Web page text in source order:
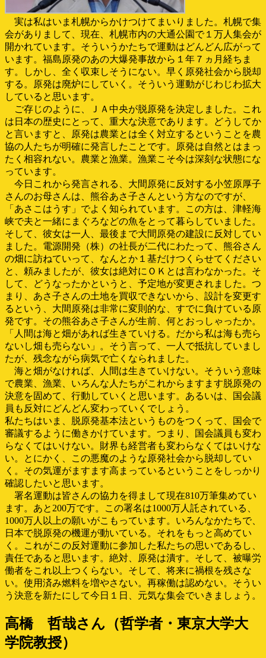
実は私はいま札幌からかけつけてまいりました。札幌で集
会がありまして、現在、札幌市内の大通公園で１万人集会が
開かれています。そういうかたちで運動はどんどん広がって
います。福島原発のあの大爆発事故から１年７ヵ月経ちま
す。しかし、全く収束しそうにない。早く原発社会から脱却
する。原発は廃炉にしていく。そういう運動がじわじわ拡大
していると思います。
ご存じのように、ＪＡ中央が脱原発を決定しました。これ
は日本の歴史にとって、重大な決意であります。どうしてか
と言いますと、原発は農業とは全く対立するということを農
協の人たちが明確に発言したことです。原発は自然とはまっ
たく相容れない。農業と漁業。漁業こそ今は深刻な状態にな
っています。
今日これから発言される、大間原発に反対する小笠原厚子
さんのお母さんは、熊谷あさ子さんという方なのですが、
「あさこはうす」でよく知られています。この方は、津軽海
峡で夫と一緒にまぐろなどの魚をとって暮らしていました。
そして、彼女は一人、最後まで大間原発の建設に反対してい
ました。電源開発（株）の社長が二代にわたって、熊谷さん
の畑に訪ねていって、なんとか１基だけつくらせてください
と、頼みましたが、彼女は絶対にＯＫとは言わなかった。そ
して、どうなったかというと、予定地が変更されました。つ
まり、あさ子さんの土地を買収できないから、設計を変更す
るという、大間原発は非常に変則的な、すでに負けている原
発です。その熊谷あさ子さんが生前、何とおっしゃったか。
「人間は海と畑があれば生きていける。だから私は海も売ら
ないし畑も売らない」。そう言って、一人で抵抗していまし
たが、残念ながら病気で亡くなられました。
海と畑がなければ、人間は生きていけない。そういう意味
で農業、漁業、いろんな人たちがこれからますます脱原発の
決意を固めて、行動していくと思います。あるいは、国会議
員も反対にどんどん変わっていくでしょう。
私たちはいま、脱原発基本法というものをつくって、国会で
審議するように働きかけています。つまり、国会議員も変わ
らなくてはいけない。財界も経営者も変わらなくてはいけな
い。とにかく、この悪魔のような原発社会から脱却してい
く。その気運がますます高まっているということをしっかり
確認したいと思います。
署名運動は皆さんの協力を得まして現在810万筆集めてい
ます。あと200万です。この署名は1000万人託されている、
1000万人以上の願いがこもっています。いろんなかたちで、
日本で脱原発の機運が動いている。それをもっと高めてい
く。これがこの反対運動に参加した私たちの思いであるし、
責任であると思います。絶対、原発は潰す。そして、被曝労
働者をこれ以上つくらない。そして、将来に禍根を残さな
い。使用済み燃料を増やさない。再稼働は認めない。そうい
う決意を新たにして今日１日、元気な集会でいきましょう。
高橋 哲哉さん（哲学者・東京大学大
学院教授）